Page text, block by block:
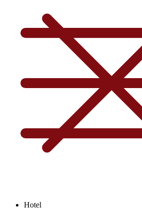
Hotel